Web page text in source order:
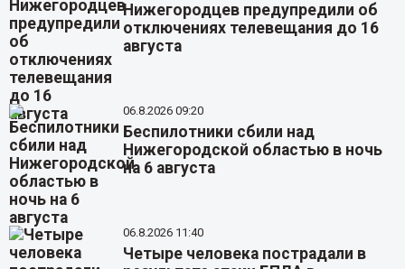
Нижегородцев предупредили об
отключениях телевещания до 16
августа
06.8.2026 09:20
Беспилотники сбили над
Нижегородской областью в ночь
на 6 августа
06.8.2026 11:40
Четыре человека пострадали в